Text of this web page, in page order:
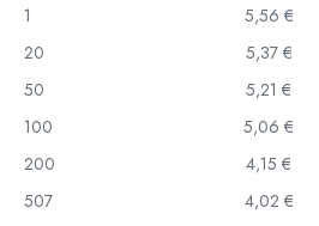
1
5,56 €
20
5,37 €
50
5,21 €
100
5,06 €
200
4,15 €
507
4,02 €